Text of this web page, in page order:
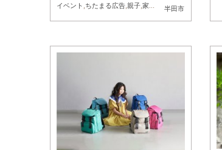
半田市
る広告
イベント ちたまる広告 親子 家族